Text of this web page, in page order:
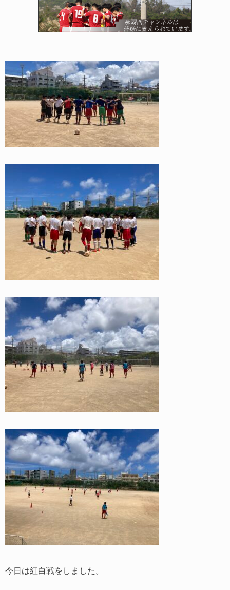
今日は紅白戦をしました。